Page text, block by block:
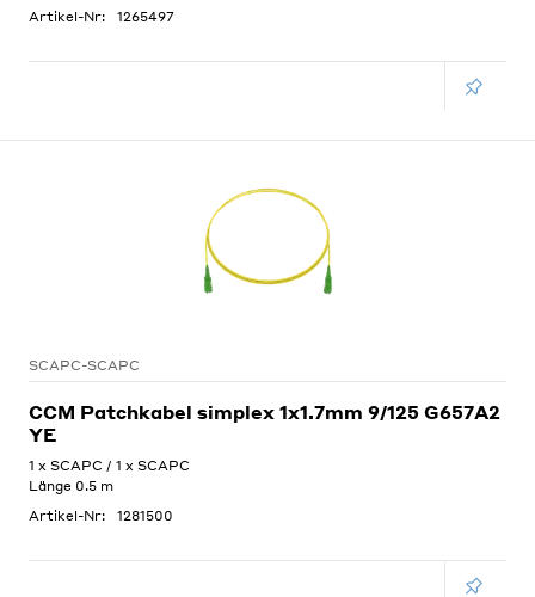
Artikel-Nr:
1265497
SCAPC-SCAPC
CCM Patchkabel simplex 1x1.7mm 9/125 G657A2
YE
1 x SCAPC / 1 x SCAPC
Länge 0.5 m
Artikel-Nr:
1281500